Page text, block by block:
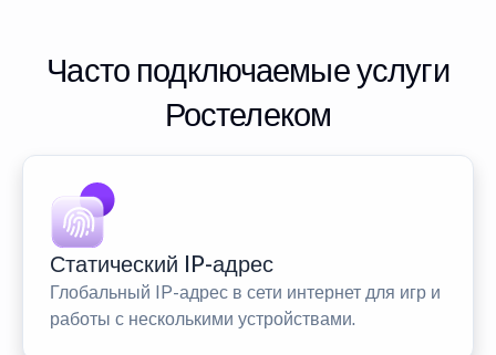
Часто подключаемые услуги
Ростелеком
Статический IP-адрес
Глобальный IP-адрес в сети интернет для игр и
работы с несколькими устройствами.